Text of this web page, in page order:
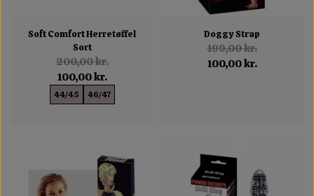
Soft Comfort Herretøffel
Sort
200,00 kr.
100,00 kr.
44/45 46/47
Doggy Strap
199,00 kr.
100,00 kr.